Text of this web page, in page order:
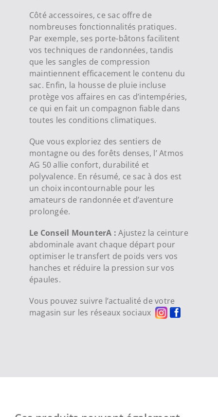
Côté accessoires, ce sac offre de
nombreuses fonctionnalités pratiques.
Par exemple, ses porte-bâtons facilitent
vos techniques de randonnées, tandis
que les sangles de compression
maintiennent efficacement le contenu du
sac. Enfin, la housse de pluie incluse
protège vos affaires en cas d’intempéries,
ce qui en fait un compagnon fiable dans
toutes les conditions climatiques.
Que vous exploriez des sentiers de
montagne ou des forêts denses, l’ Atmos
AG 50 allie confort, durabilité et
polyvalence. En résumé, ce sac à dos est
un choix incontournable pour les
amateurs de randonnée et d’aventure
prolongée.
Le Conseil MounterA :Ajustez la ceinture
abdominale avant chaque départ pour
optimiser le transfert de poids vers vos
hanches et réduire la pression sur vos
épaules.
Vous pouvez suivre l’actualité de votre
magasin sur les réseaux sociaux